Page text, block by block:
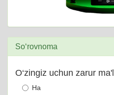
So‘rovnoma
O‘zingiz uchun zarur
Ha